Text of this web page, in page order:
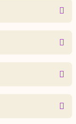
ve diğer konularda
tarafımıza